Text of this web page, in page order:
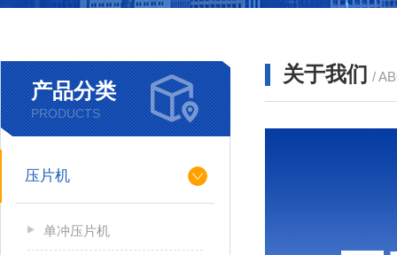
产品分类
PRODUCTS
压片机
单冲压片机
关于我们 /